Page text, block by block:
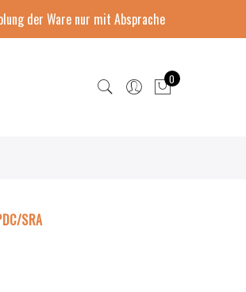
der Ware nur mit Absprache
0
SRA